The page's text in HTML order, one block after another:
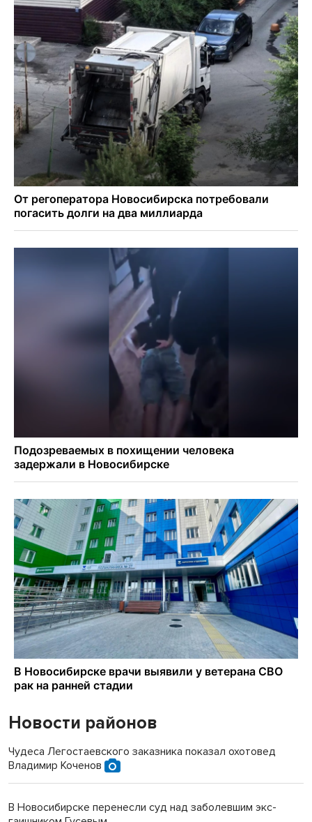
Полтонны киви для пациентов закупит больница в
Новосибирске
Ход королевы: осужденная из Новосибирска завоевала
бронзу чемпионата по шахматам
Новости районов
Чудеса Легостаевского заказника показал охотовед
Владимир Коченов
В Новосибирске перенесли суд над заболевшим экс-